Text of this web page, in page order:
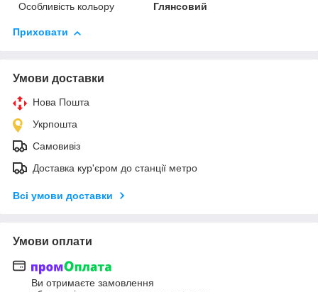
Особливість кольору
Глянсовий
Приховати
Умови доставки
Нова Пошта
Укрпошта
Самовивіз
Доставка кур'єром до станції метро
Всі умови доставки
Умови оплати
Ви отримаєте замовлення